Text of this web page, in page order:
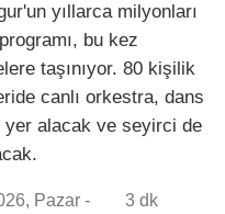
yıllarca milyonları
bu kez
taşınıyor. 80 kişilik
canlı orkestra, dans
alacak ve seyirci de
Pazar -
3 dk